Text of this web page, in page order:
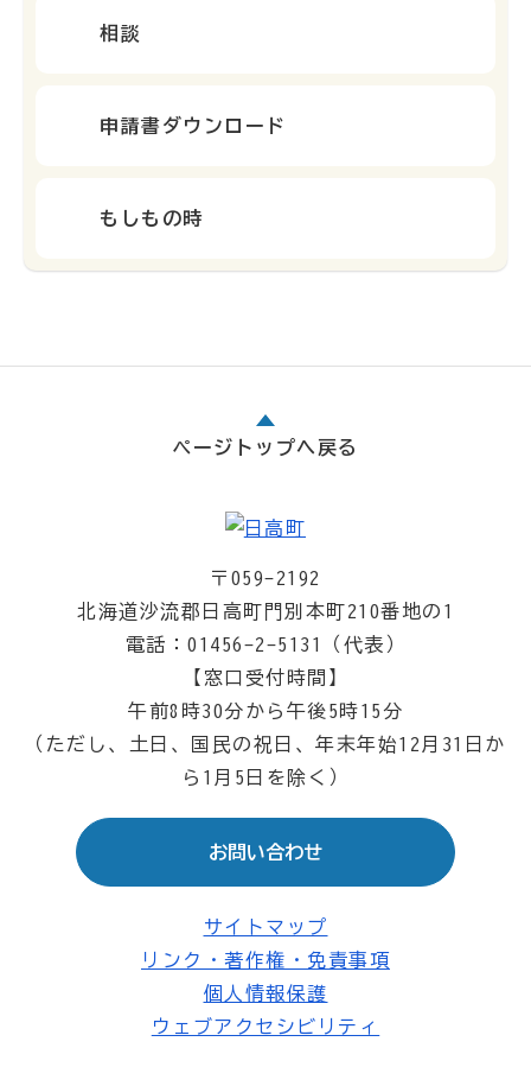
相談
申請書ダウンロード
もしもの時
ページトップへ戻る
〒059-2192
北海道沙流郡日高町門別本町210番地の1
電話：01456-2-5131（代表）
【窓口受付時間】
午前8時30分から午後5時15分
（ただし、土日、国民の祝日、年末年始12月31日か
ら1月5日を除く）
お問い合わせ
サイトマップ
リンク・著作権・免責事項
個人情報保護
ウェブアクセシビリティ